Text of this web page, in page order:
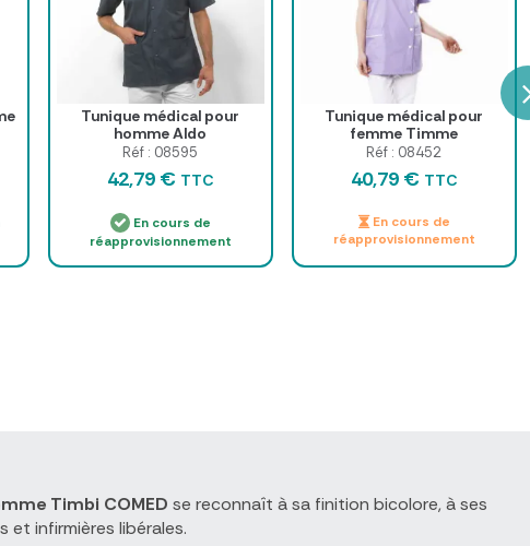
Tunique médical pour
homme Aldo
Réf : 08595
42,79 € TTC
En cours de
réapprovisionnement
Tunique médical pour
femme Timme
Réf : 08452
40,79 € TTC
En cours de
réapprovisionnement
Timbi COMED se reconnaît à sa finition bicolore, à ses
et infirmières libérales.